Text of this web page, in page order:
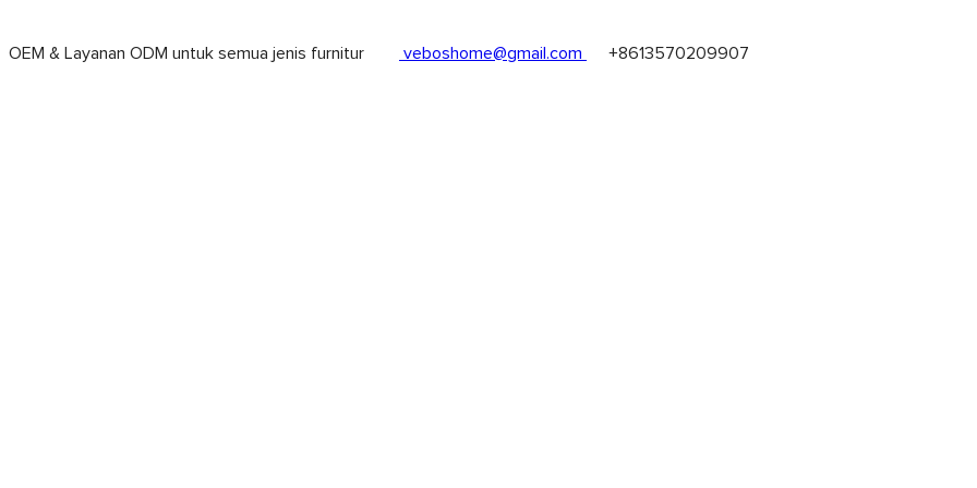
OEM & Layanan ODM untuk semua jenis furnitur veboshome@gmail.com +8613570209907